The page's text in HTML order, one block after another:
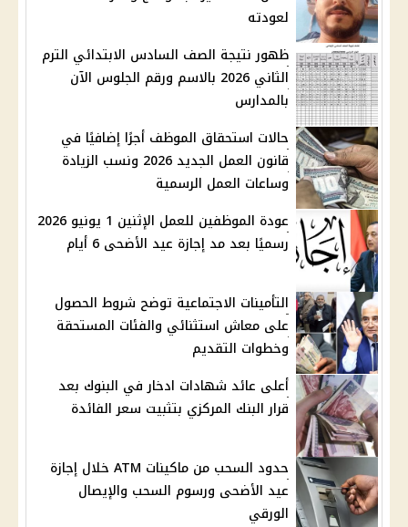
لعودته
ظهور نتيجة الصف السادس الابتدائي الترم
الثاني 2026 بالاسم ورقم الجلوس الآن
بالمدارس
حالات استحقاق الموظف أجرًا إضافيًا في
قانون العمل الجديد 2026 ونسب الزيادة
وساعات العمل الرسمية
عودة الموظفين للعمل الإثنين 1 يونيو 2026
رسميًا بعد مد إجازة عيد الأضحى 6 أيام
التأمينات الاجتماعية توضح شروط الحصول
على معاش استثنائي والفئات المستحقة
وخطوات التقديم
أعلى عائد شهادات ادخار في البنوك بعد
قرار البنك المركزي بتثبيت سعر الفائدة
حدود السحب من ماكينات ATM خلال إجازة
عيد الأضحى ورسوم السحب والإيصال
الورقي